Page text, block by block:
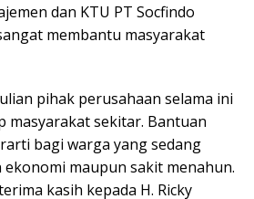
dan KTU PT Socfindo
membantu masyarakat
pihak perusahaan selama ini
masyarakat sekitar. Bantuan
bagi warga yang sedang
maupun sakit menahun.
kasih kepada H. Ricky